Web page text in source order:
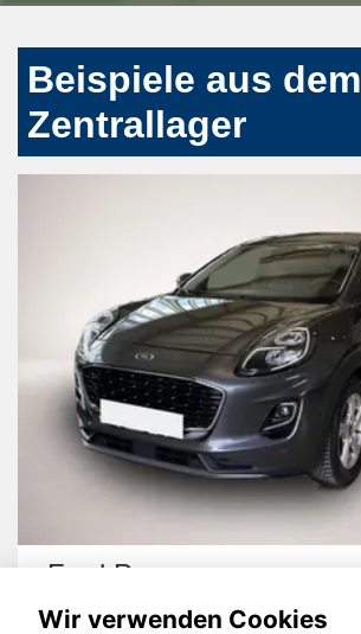
Beispiele aus dem
Zentrallager
Ford Puma
Wir verwenden Cookies